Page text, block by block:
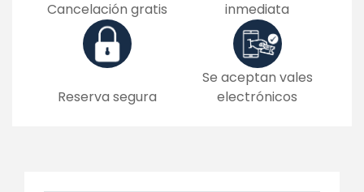
Cancelación gratis
inmediata
Reserva segura
Se aceptan vales
electrónicos